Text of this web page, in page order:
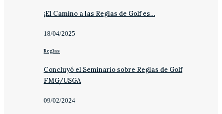
¡El Camino a las Reglas de Golf es…
18/04/2025
Reglas
Concluyó el Seminario sobre Reglas de Golf
FMG/USGA
09/02/2024